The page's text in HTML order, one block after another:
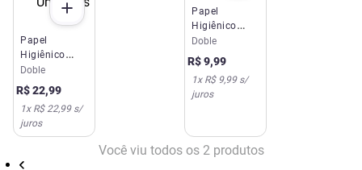
Papel
Higiênico
Doble 20m
Folha Tripla
12 Unidades
Doble
R$22,99
1x R$ 22,99s/
juros
Papel
Higiênico
Umedecido
Doble 16
Unidades
Doble
R$9,99
1x R$ 9,99s/
juros
Você viu todos os 2 produtos